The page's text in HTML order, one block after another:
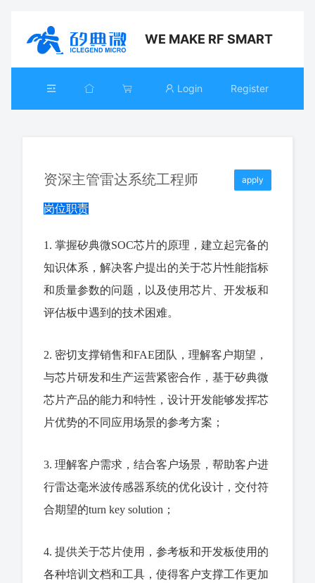
WE MAKE RF SMART
Register
Login
资深主管雷达系统工程师 apply
岗位职责
1. 掌握矽典微SOC芯片的原理，建立起完备的
知识体系，解决客户提出的关于芯片性能指标
和质量参数的问题，以及使用芯片、开发板和
评估板中遇到的技术困难。
2. 密切支撑销售和FAE团队，理解客户期望，
与芯片研发和生产运营紧密合作，基于矽典微
芯片产品的能力和特性，设计开发能够发挥芯
片优势的不同应用场景的参考方案；
3. 理解客户需求，结合客户场景，帮助客户进
行雷达毫米波传感器系统的优化设计，交付符
合期望的turn key solution；
4. 提供关于芯片使用，参考板和开发板使用的
各种培训文档和工具，使得客户支撑工作更加